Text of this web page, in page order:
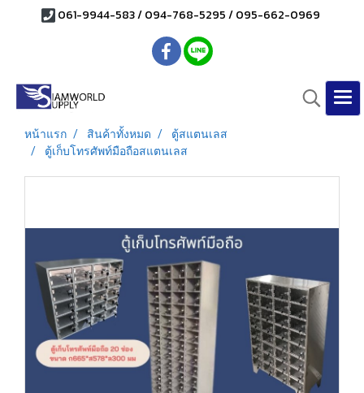
061-9944-583 / 094-768-5295 / 095-662-0969
หน้าแรก สินค้าทั้งหมด
ตู้สแตนเลส
ตู้เก็บโทรศัพท์มือถือสแตนเลส